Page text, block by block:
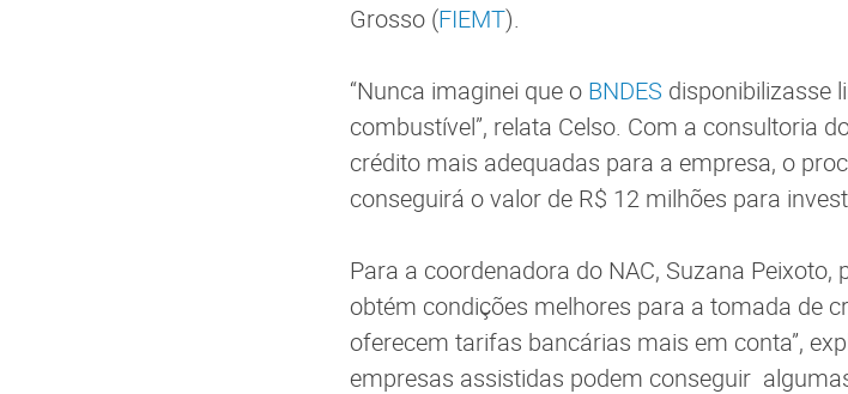
Grosso (FIEMT).
“Nunca imaginei que o BNDES disponibilizasse
combustível”, relata Celso. Com a consultoria
crédito mais adequadas para a empresa, o
conseguirá o valor de R$ 12 milhões para
Para a coordenadora do NAC, Suzana
obtém condições melhores para a tomada de
oferecem tarifas bancárias mais em conta”,
empresas assistidas podem conseguir